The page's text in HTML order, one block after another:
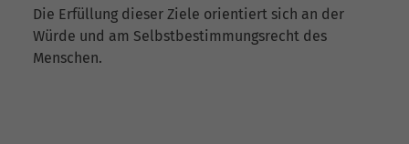
Die Erfüllung dieser Ziele orientiert sich an der
Würde und am Selbstbestimmungsrecht des
Menschen.